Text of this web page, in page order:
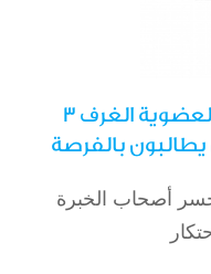
بعد قرار «التجارة» منع الترشح لعضوية الغرف 3
يطالبون بالفرصة
أصحاب الخبرة